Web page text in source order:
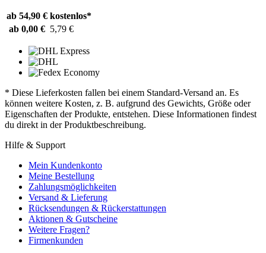
ab 54,90 € kostenlos*
ab 0,00 € 5,79 €
* Diese Lieferkosten fallen bei einem Standard-Versand an. Es
können weitere Kosten, z. B. aufgrund des Gewichts, Größe oder
Eigenschaften der Produkte, entstehen. Diese Informationen findest
du direkt in der Produktbeschreibung.
Hilfe & Support
Mein Kundenkonto
Meine Bestellung
Zahlungsmöglichkeiten
Versand & Lieferung
Rücksendungen & Rückerstattungen
Aktionen & Gutscheine
Weitere Fragen?
Firmenkunden